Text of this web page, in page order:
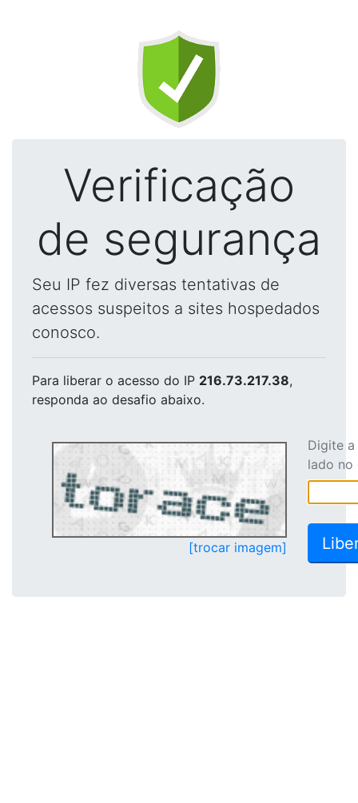
Verificação
de segurança
Seu IP fez diversas tentativas de
acessos suspeitos a sites hospedados
conosco.
Para liberar o acesso do IP 216.73.217.38,
responda ao desafio abaixo.
[trocar imagem]
Digite
lado no